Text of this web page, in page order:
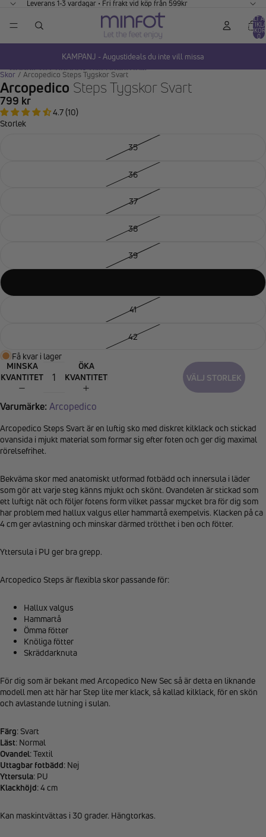
Leverans 1-3 vardagar • Fri frakt vid köp från 599kr
TOTALT
0
KAMPANJ - Augustideals du inte vill missa
HOPPA TILL PRODUKTINFORMATION
Skor / Arcopedico Steps Tygskor Svart
Arcopedico Steps Tygskor Svart
799 kr
4.7 (10)
Storlek
35
36
37
38
39
41
42
Få kvar i lager
MINSKA
KVANTITET
ÖKA
KVANTITET
VÄLJ STORLEK
Varumärke: Arcopedico
Arcopedico Steps Svart är en luftig sko med diskret kilklack och stickad
ovansida i mjukt material som formar sig efter foten och ger dig maximal
rörelsefrihet.
Bekväma skor med anatomiskt utformad fotbädd och innersula i läder
som gör att varje steg känns mjukt och skönt. Ovandelen är stickad som
ett luftigt nät och följer fotens form vilket passar mycket bra för dig som
har problem med hallux valgus eller hammartå exempelvis. Klacken på ca
4 cm ger avlastning och minskar därmed trötthet i ben och fötter.
Yttersula i PU ger bra grepp.
Arcopedico Steps är flexibla skor passande för:
Hallux valgus
Hammartå
Ömma fötter
Knöliga fötter
Skräddarknuta
För dig som är bekant med Arcopedico New Sec så är detta en liknande
modell men att här har Step lite mer klack, så kallad kilklack, för en skön
och avlastande lutning i sulan.
Färg: Svart
Läst: Normal
Ovandel: Textil
Uttagbar fotbädd: Nej
Yttersula: PU
Klackhöjd: 4 cm
Kan maskintvättas i 30 grader. Hängtorkas.